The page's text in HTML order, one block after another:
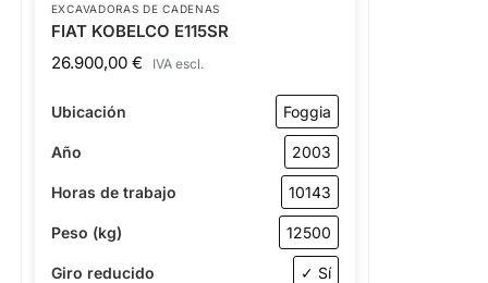
EXCAVADORAS DE CADENAS
FIAT KOBELCO E115SR
26.900,00 € IVA escl.
Ubicación Foggia
Año 2003
Horas de trabajo 10143
Peso (kg) 12500
Giro reducido ✓ Sí